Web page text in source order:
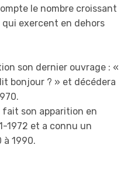
le nombre croissant
exercent en dehors
son dernier ouvrage : «
bonjour ? » et décédera
fait son apparition en
1972 et a connu un
à 1990.